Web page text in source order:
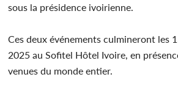
sous la présidence ivoirienne.
Ces deux événements culmineront les
2025 au Sofitel Hôtel Ivoire, en
venues du monde entier.